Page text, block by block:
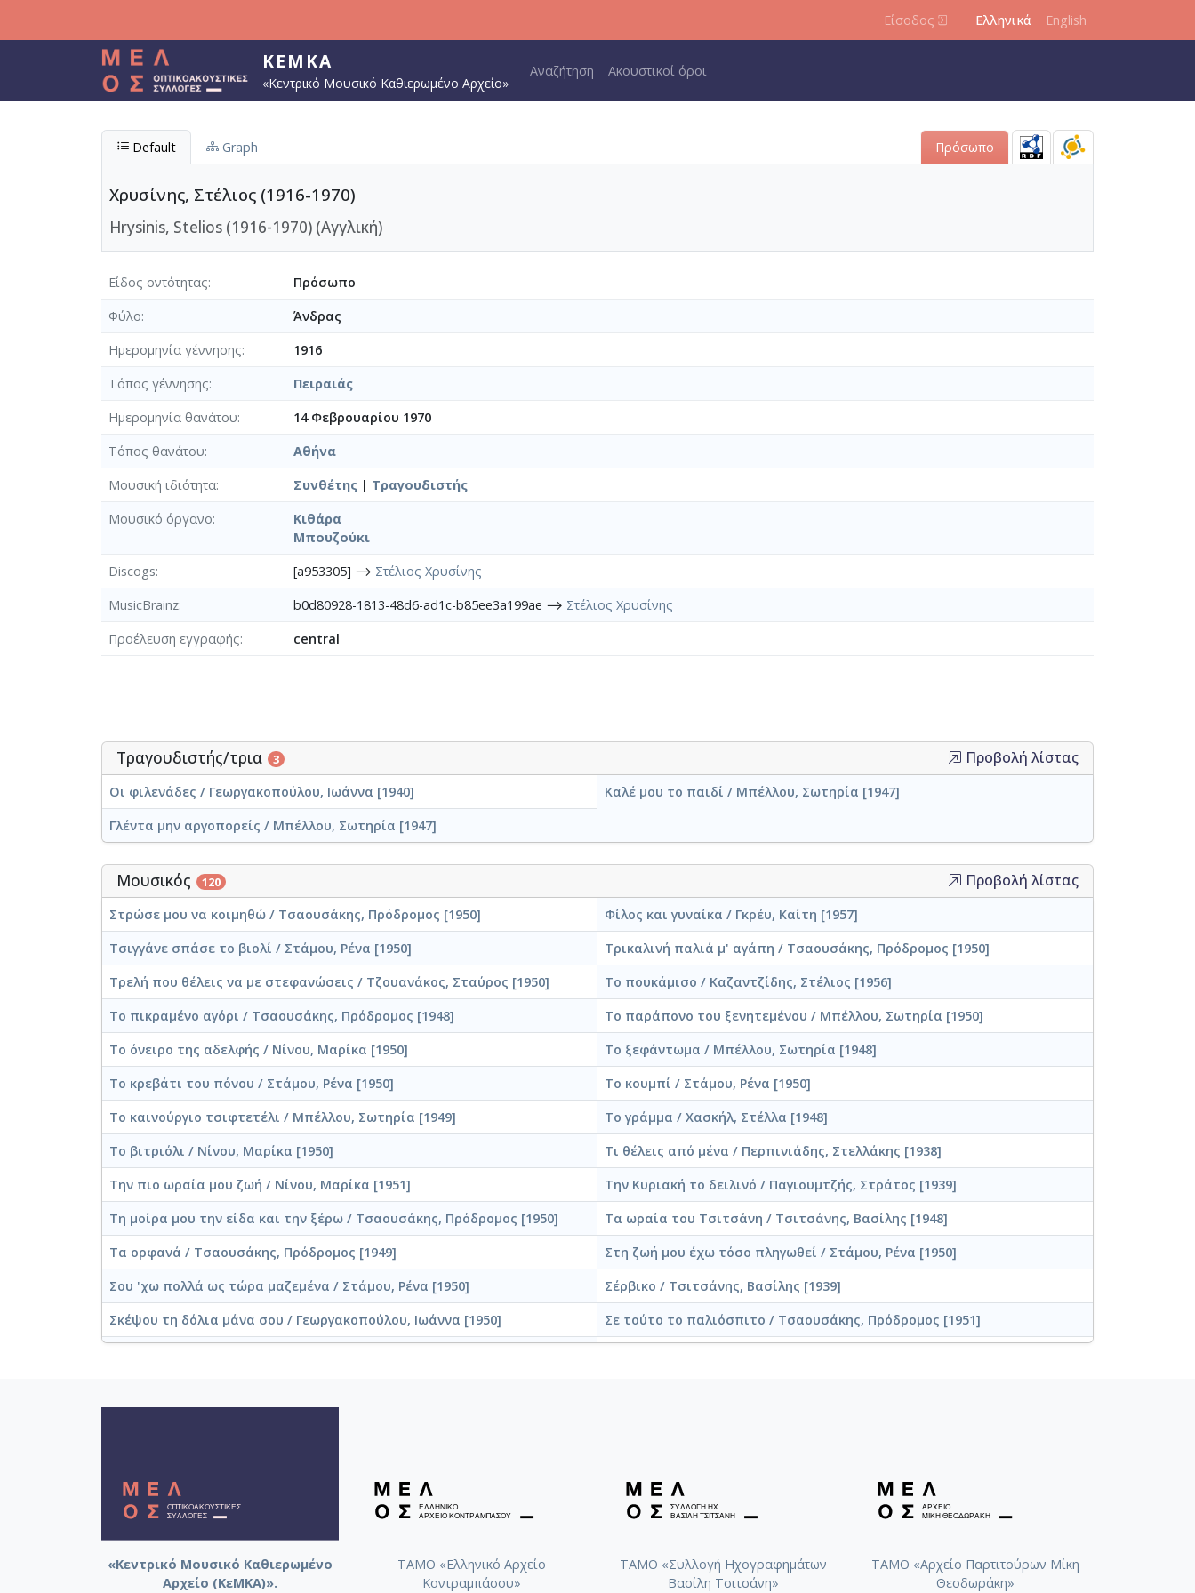
Είσοδος Ελληνικά English
ΚΕΜΚΑ
«Κεντρικό Μουσικό Καθιερωμένο Αρχείο»
Main navigation
Αναζήτηση Ακουστικοί όροι
Default Graph Πρόσωπο
Χρυσίνης, Στέλιος (1916-1970)
Hrysinis, Stelios (1916-1970) (Αγγλική)
Είδος οντότητας
Πρόσωπο
Φύλο
Άνδρας
Ημερομηνία γέννησης
1916
Τόπος γέννησης
Πειραιάς
Ημερομηνία θανάτου
14 Φεβρουαρίου 1970
Τόπος θανάτου
Αθήνα
Μουσική ιδιότητα
Συνθέτης | Τραγουδιστής
Μουσικό όργανο
Κιθάρα
Μπουζούκι
Discogs
[a953305] ⟶ Στέλιος Χρυσίνης
MusicBrainz
b0d80928-1813-48d6-ad1c-b85ee3a199ae ⟶ Στέλιος Χρυσίνης
Προέλευση εγγραφής
central
Τραγουδιστής/τρια 3 Προβολή λίστας
Οι φιλενάδες / Γεωργακοπούλου, Ιωάννα [1940]
Καλέ μου το παιδί / Μπέλλου, Σωτηρία [1947]
Γλέντα μην αργοπορείς / Μπέλλου, Σωτηρία [1947]
Μουσικός 120 Προβολή λίστας
Στρώσε μου να κοιμηθώ / Τσαουσάκης, Πρόδρομος [1950]
Φίλος και γυναίκα / Γκρέυ, Καίτη [1957]
Τσιγγάνε σπάσε το βιολί / Στάμου, Ρένα [1950]
Τρικαλινή παλιά μ' αγάπη / Τσαουσάκης, Πρόδρομος [1950]
Τρελή που θέλεις να με στεφανώσεις / Τζουανάκος, Σταύρος [1950]
Το πουκάμισο / Καζαντζίδης, Στέλιος [1956]
Το πικραμένο αγόρι / Τσαουσάκης, Πρόδρομος [1948]
Το παράπονο του ξενητεμένου / Μπέλλου, Σωτηρία [1950]
Το όνειρο της αδελφής / Νίνου, Μαρίκα [1950]
Το ξεφάντωμα / Μπέλλου, Σωτηρία [1948]
Το κρεβάτι του πόνου / Στάμου, Ρένα [1950]
Το κουμπί / Στάμου, Ρένα [1950]
Το καινούργιο τσιφτετέλι / Μπέλλου, Σωτηρία [1949]
Το γράμμα / Χασκήλ, Στέλλα [1948]
Το βιτριόλι / Νίνου, Μαρίκα [1950]
Τι θέλεις από μένα / Περπινιάδης, Στελλάκης [1938]
Την πιο ωραία μου ζωή / Νίνου, Μαρίκα [1951]
Την Κυριακή το δειλινό / Παγιουμτζής, Στράτος [1939]
Τη μοίρα μου την είδα και την ξέρω / Τσαουσάκης, Πρόδρομος [1950]
Τα ωραία του Τσιτσάνη / Τσιτσάνης, Βασίλης [1948]
Τα ορφανά / Τσαουσάκης, Πρόδρομος [1949]
Στη ζωή μου έχω τόσο πληγωθεί / Στάμου, Ρένα [1950]
Σου 'χω πολλά ως τώρα μαζεμένα / Στάμου, Ρένα [1950]
Σέρβικο / Τσιτσάνης, Βασίλης [1939]
Σκέψου τη δόλια μάνα σου / Γεωργακοπούλου, Ιωάννα [1950]
Σε τούτο το παλιόσπιτο / Τσαουσάκης, Πρόδρομος [1951]
Πέφτεις σε λάθη / Μπέλλου, Σωτηρία [1948]
Πεθαίνω για το δίκιο μου / Καζαντζίδης, Στέλιος [1957]
Παρηγοριά τα μάτια σου / Ρουμελιώτης, Δημήτρης [1938]
Πάρε το δάκρυ μου βοριά / Καζαντζίδης, Στέλιος [1958]
Παραξήγηση / Τσαουσάκης, Πρόδρομος [1950]
Πάλιωσε το σακάκι μου / Χασκήλ, Στέλλα
Παλιοκόριτσο με πήρες στο λαιμό σου / Καζαντζίδης, Στέλιος [1957]
Παλιοκόριτσο για σένα / Τσαουσάκης, Πρόδρομος [1950]
«Κεντρικό Μουσικό Καθιερωμένο
Αρχείο (ΚεΜΚΑ)».
ΤΑΜΟ «Ελληνικό Αρχείο
Κοντραμπάσου»
ΤΑΜΟ «Συλλογή Ηχογραφημάτων
Βασίλη Τσιτσάνη»
ΤΑΜΟ «Αρχείο Παρτιτούρων Μίκη
Θεοδωράκη»